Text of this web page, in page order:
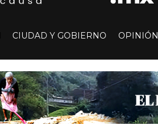
CIUDAD Y GOBIERNO OPINIÓN